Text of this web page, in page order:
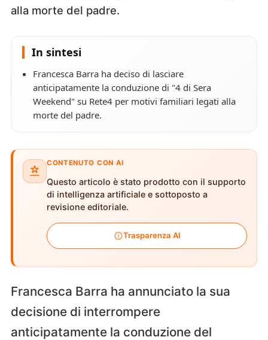
alla morte del padre.
In sintesi
Francesca Barra ha deciso di lasciare
anticipatamente la conduzione di "4 di Sera
Weekend" su Rete4 per motivi familiari legati alla
morte del padre.
CONTENUTO CON AI
Questo articolo è stato prodotto con il supporto
di intelligenza artificiale e sottoposto a
revisione editoriale.
Trasparenza AI
Francesca Barra ha annunciato la sua
decisione di interrompere
anticipatamente la conduzione del